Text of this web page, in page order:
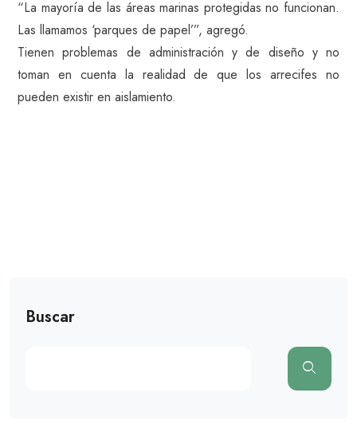
“La mayoría de las áreas marinas protegidas no funcionan.
Las llamamos ‘parques de papel’”, agregó.
Tienen problemas de administración y de diseño y no
toman en cuenta la realidad de que los arrecifes no
pueden existir en aislamiento.
Buscar